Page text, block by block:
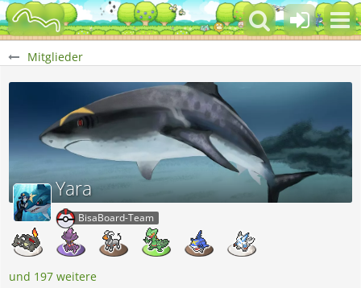
Mitglieder
Yara
BisaBoard-Team
und 197 weitere